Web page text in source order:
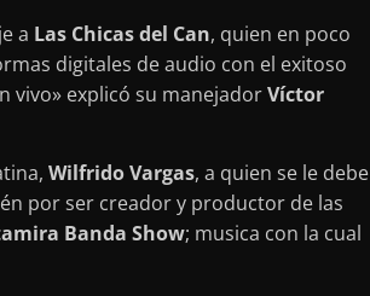
a Las Chicas del Can, quien en poco
digitales de audio con el exitoso
vivo» explicó su manejadorVíctor
Wilfrido Vargas, a quien se le debe
por ser creador y productor de las
Banda Show; musica con la cual